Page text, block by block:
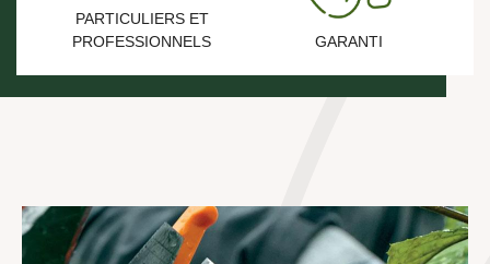
PARTICULIERS ET
PROFESSIONNELS
GARANTI